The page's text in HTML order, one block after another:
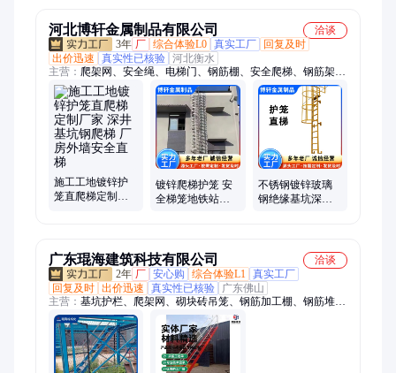
河北博轩金属制品有限公司
洽谈
3年 厂 综合体验L0 真实工厂
回复及时
出价迅速
真实性已核验 河北衡水
主营： 爬架网、安全绳、电梯门、钢筋棚、安全爬梯、钢筋架
杆、连接件、铁托盘、存放架、堆放架、木工棚、脚手架、蝴蝶
扣、安全立杆、卸料平台、叉车托盘、卸货平台、弯头配件、楼
梯扶手、基坑护栏、安全支架、施工平台、建筑配件、防护立
柱、安全梯笼
施工工地镀锌护
笼直爬梯定制厂
镀锌爬梯护笼 安
全梯笼地铁站基
不锈钢镀锌玻璃
钢绝缘基坑深水
广东琨海建筑科技有限公司
洽谈
2年 厂 安心购 综合体验L1 真实工厂
回复及时 出价迅速 真实性已核验
广东佛山
主营： 基坑护栏、爬架网、砌块砖吊笼、钢筋加工棚、钢筋堆放
架、电梯防护门、应急逃生杆、氧气存放棚、市政临边护栏、废
料池、配电箱防护棚、塔吊行人通道、施工围挡、安全梯笼、安
全体验区、安全通道、塔吊围栏、塔吊检修平台、电梯井平台、
楼梯防护、卸料平台、市政围挡、市政护栏、料斗